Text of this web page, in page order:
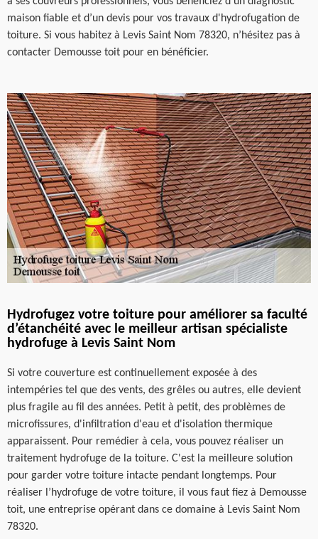
maison fiable et d’un devis pour vos travaux d'hydrofugation de
toiture. Si vous habitez à Levis Saint Nom 78320, n’hésitez pas à
contacter Demousse toit pour en bénéficier.
Hydrofugez votre toiture pour améliorer sa faculté
d’étanchéité avec le meilleur artisan spécialiste
hydrofuge à Levis Saint Nom
Si votre couverture est continuellement exposée à des
intempéries tel que des vents, des grêles ou autres, elle devient
plus fragile au fil des années. Petit à petit, des problèmes de
microfissures, d'infiltration d'eau et d'isolation thermique
apparaissent. Pour remédier à cela, vous pouvez réaliser un
traitement hydrofuge de la toiture. C'est la meilleure solution
pour garder votre toiture intacte pendant longtemps. Pour
réaliser l’hydrofuge de votre toiture, il vous faut fiez à Demousse
toit, une entreprise opérant dans ce domaine à Levis Saint Nom
78320.